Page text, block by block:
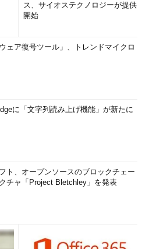
る（2/2）
せると、論理プロセッサ
様などの情報が表示されている。
スペックなどをある程度推測でき
ス、サイオステクノロジーが提供
開始
ェア復号ツール」、トレンドマイクロ
に「文字列読み上げ機能」が新たに
ト、オープンソースのブロックチェー
チャ「Project Bletchley」を発表